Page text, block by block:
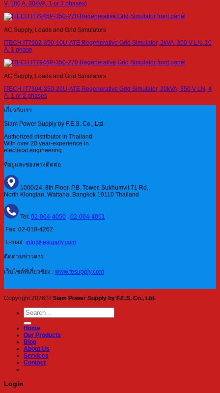
V, 180 A, 30kVA, 1 or 3 phases)
AC Supply, Loads and Grid Simulators
ITECH IT7902-350-10U-ATE Regenerative Grid Simulator, 2kVA, 350 V LN, 10
A, 1 phase
AC Supply, Loads and Grid Simulators
ITECH IT7904-350-20U-ATE Regenerative Grid Simulator, 20kVA, 350 V LN, 4
A, 1 or 2 phases
เกี่ยวกับเรา
Siam Power Supply by F.E.S. Co., Ltd.
Authorized distributor in Thailand
With over 20 year-experience in
electrical engineering.
ที่อยู่และช่องทางติดต่อ
1000/24, 8th Floor, P.B. Tower, Sukhumvit 71 Rd.,
North Klongtan, Wattana, Bangkok 10110 Thailand
Tel: 02-064-4050 , 02-064-4051
Fax: 02-010-4262
E-mail: info@fesupply.com
ติดตามข่าวสาร
เว็บไซต์ที่เกี่ยวข้อง : www.fesupply.com
Copyright 2026 © Siam Power Supply by F.E.S. Co., Ltd.
Search
for:
Home
Our Products
Blog
About Us
Services
Contact
Login